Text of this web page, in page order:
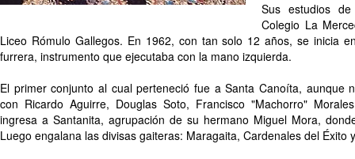
Sus estudios
Colegio La
Liceo Rómulo Gallegos. En 1962, con tan solo 12 años, se inicia
furrera, instrumento que ejecutaba con la mano izquierda.
El primer conjunto al cual perteneció fue a Santa Canoíta, aunque
con Ricardo Aguirre, Douglas Soto, Francisco "Machorro"
ingresa a Santanita, agrupación de su hermano Miguel Mora,
Luego engalana las divisas gaiteras: Maragaita, Cardenales del Éxito